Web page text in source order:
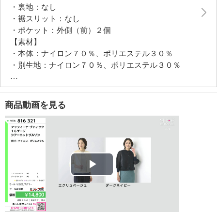
・裏地：なし
・裾スリット：なし
・ポケット：外側（前）２個
【素材】
・本体：ナイロン７０％、ポリエステル３０％
・別生地：ナイロン７０％、ポリエステル３０％
【メンテナンス（絵表示ラベル）】
・手洗い：可
・漂白処理：塩素系・酸素系漂白不可
・タンブル乾燥：不可
・自然乾燥：日陰の平干し
・アイロン仕上げ：可（中温）
・ドライクリーニング：石油系ドライクリーニング可
・ウエットクリーニング：可
【メンテナンス（ケアラベル）】
・洗濯の繰り返しによる変退色注意
・単品洗い
・素材の特性上、多少の縮みあり
商品動画を見る
Play